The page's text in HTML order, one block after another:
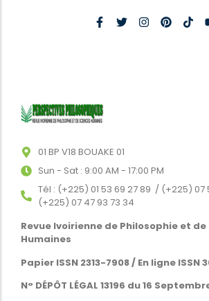
01 BP V18 BOUAKE 01
Sun - Sat : 9:00 AM - 17:00 PM
Tél : (+225) 01 53 69 27 89 / (+225) 07
(+225) 07 47 93 73 34
Revue Ivoirienne de Philosophie et de
Humaines
Papier ISSN 2313-7908 / En ligne ISSN
N° DÉPÔT LÉGAL 13196 du 16